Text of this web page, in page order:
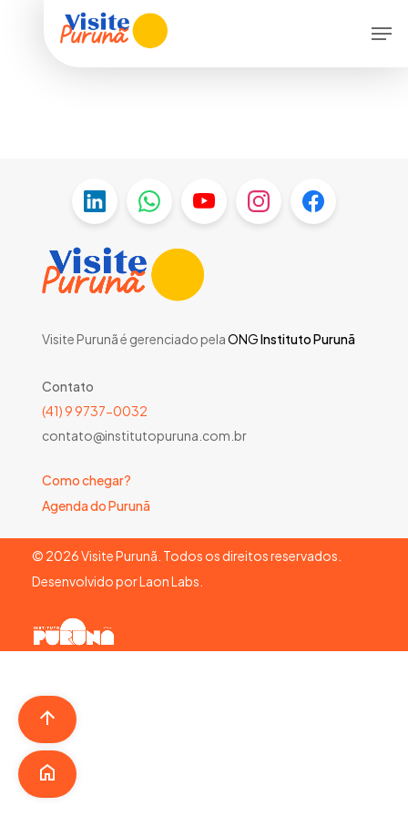
Visite Purunã é gerenciado pelaONGInstituto Purunã
Contato
(41) 9 9737-0032
contato@institutopuruna.com.br
Como chegar?
Agenda do Purunã
© 2026Visite Purunã. Todos os direitos reservados.
Desenvolvido porLaon Labs